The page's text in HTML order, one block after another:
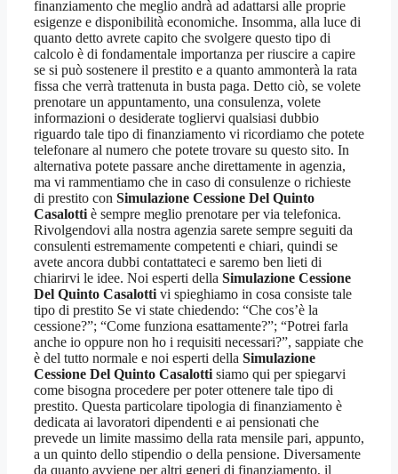
finanziamento che meglio andrà ad adattarsi alle proprie
esigenze e disponibilità economiche. Insomma, alla luce di
quanto detto avrete capito che svolgere questo tipo di
calcolo è di fondamentale importanza per riuscire a capire
se si può sostenere il prestito e a quanto ammonterà la rata
fissa che verrà trattenuta in busta paga. Detto ciò, se volete
prenotare un appuntamento, una consulenza, volete
informazioni o desiderate togliervi qualsiasi dubbio
riguardo tale tipo di finanziamento vi ricordiamo che potete
telefonare al numero che potete trovare su questo sito. In
alternativa potete passare anche direttamente in agenzia,
ma vi rammentiamo che in caso di consulenze o richieste
di prestito con Simulazione Cessione Del Quinto
Casalotti è sempre meglio prenotare per via telefonica.
Rivolgendovi alla nostra agenzia sarete sempre seguiti da
consulenti estremamente competenti e chiari, quindi se
avete ancora dubbi contattateci e saremo ben lieti di
chiarirvi le idee. Noi esperti della Simulazione Cessione
Del Quinto Casalotti vi spieghiamo in cosa consiste tale
tipo di prestito Se vi state chiedendo: “Che cos’è la
cessione?”; “Come funziona esattamente?”; “Potrei farla
anche io oppure non ho i requisiti necessari?”, sappiate che
è del tutto normale e noi esperti della Simulazione
Cessione Del Quinto Casalotti siamo qui per spiegarvi
come bisogna procedere per poter ottenere tale tipo di
prestito. Questa particolare tipologia di finanziamento è
dedicata ai lavoratori dipendenti e ai pensionati che
prevede un limite massimo della rata mensile pari, appunto,
a un quinto dello stipendio o della pensione. Diversamente
da quanto avviene per altri generi di finanziamento, il